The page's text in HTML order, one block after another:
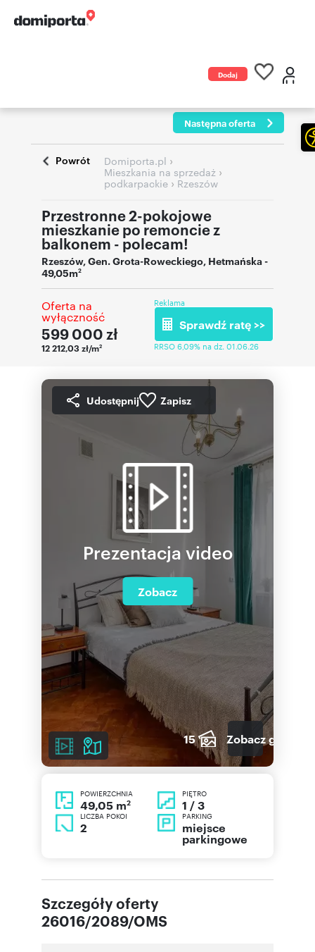
Dodaj
Następna oferta
Powrót Domiporta.pl ›
Mieszkania na sprzedaż ›
podkarpackie › Rzeszów
Przestronne 2-pokojowe
mieszkanie po remoncie z
balkonem - polecam!
Rzeszów,Gen. Grota-Roweckiego, Hetmańska-
49,05m2
Oferta na
wyłączność
599 000 zł
12 212,03 zł/m2
Reklama
Sprawdź ratę >>
RRSO 6,09% na dz. 01.06.26
Udostępnij Zapisz
Prezentacja video
Zobacz
15 Zobacz galerię
POWIERZCHNIA
49,05 m2
PIĘTRO
1 / 3
LICZBA POKOI
2
PARKING
miejsce
parkingowe
Szczegóły oferty
26016/2089/OMS